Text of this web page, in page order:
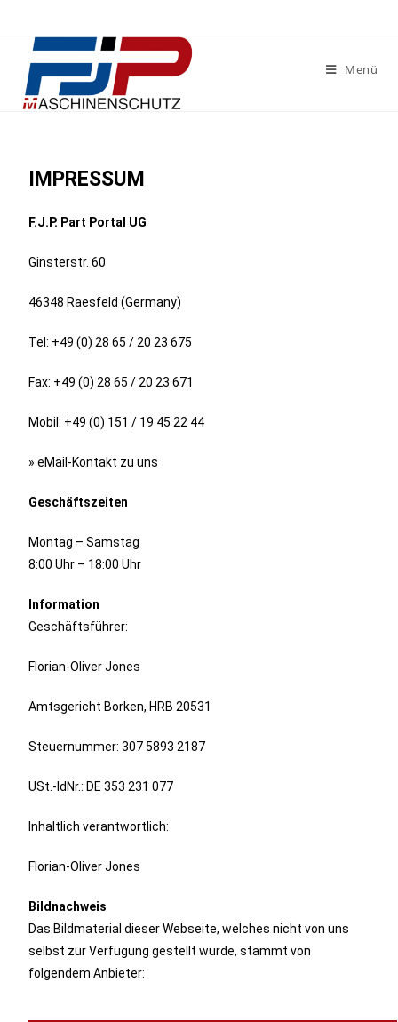
Menü
IMPRESSUM
F.J.P. Part Portal UG
Ginsterstr. 60
46348 Raesfeld (Germany)
Tel: +49 (0) 28 65 / 20 23 675
Fax: +49 (0) 28 65 / 20 23 671
Mobil: +49 (0) 151 / 19 45 22 44
» eMail-Kontakt zu uns
Geschäftszeiten
Montag – Samstag
8:00 Uhr – 18:00 Uhr
Information
Geschäftsführer:
Florian-Oliver Jones
Amtsgericht Borken, HRB 20531
Steuernummer: 307 5893 2187
USt.-IdNr.: DE 353 231 077
Inhaltlich verantwortlich:
Florian-Oliver Jones
Bildnachweis
Das Bildmaterial dieser Webseite, welches nicht von uns
selbst zur Verfügung gestellt wurde, stammt von
folgendem Anbieter: